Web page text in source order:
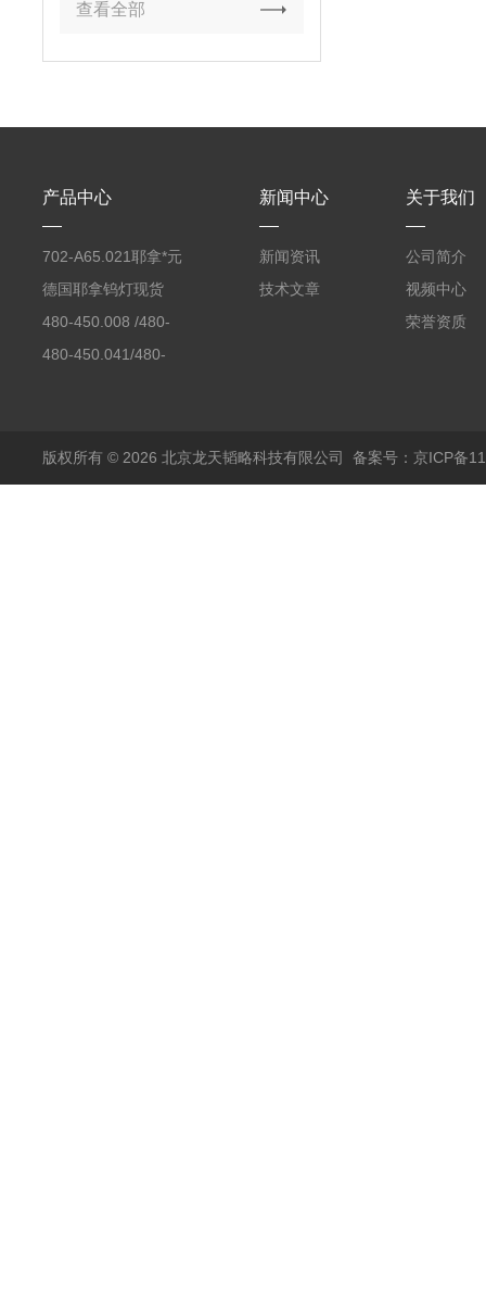
查看全部
产品中心
702-A65.021耶拿*元
素分析仪反应罐
德国耶拿钨灯现货
480-450.008 /480-
450.008C耶拿镉Cd空
480-450.041/480-
包邮
新闻中心
新闻资讯
技术文章
关于我们
公司简介
视频中心
荣誉资质
版权所有 © 2026 北京龙天韬略科技有限公司 备案号：京ICP备